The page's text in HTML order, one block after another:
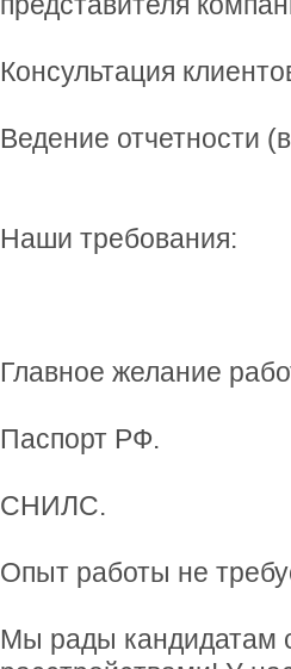
Консультация
Ведение отчетности
Наши требования:
Главное желание
Паспорт РФ.
СНИЛС.
Опыт работы не
Мы рады кандидатам